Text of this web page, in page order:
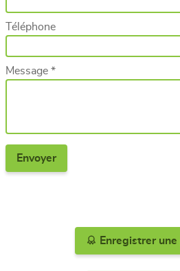
Téléphone
Message *
Enregistrer